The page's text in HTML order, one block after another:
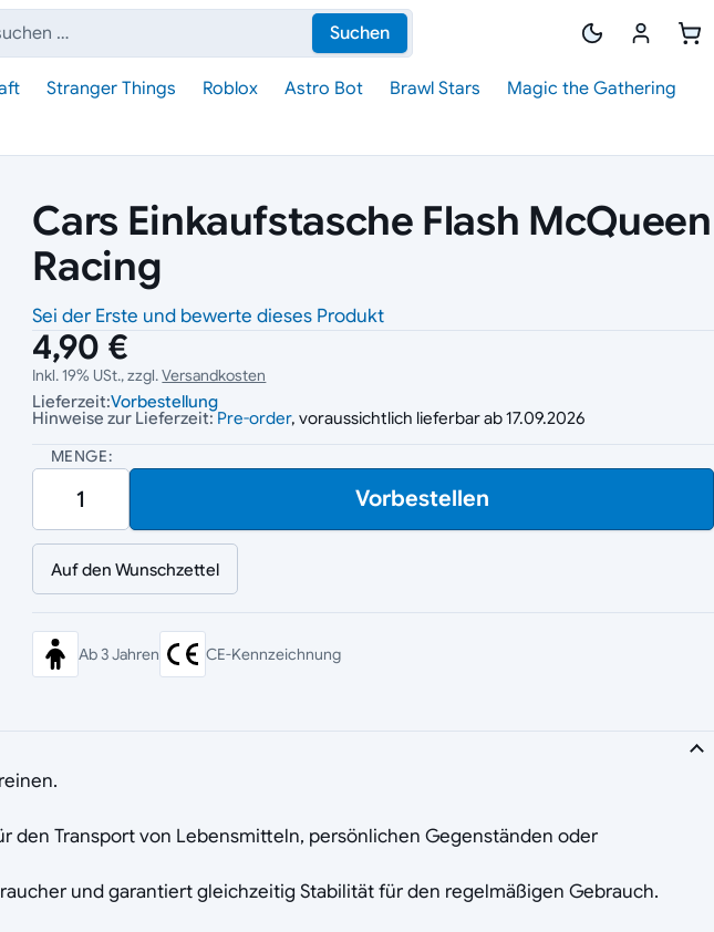
Suchen
Stranger Things Roblox Astro Bot Brawl Stars
Magic the Gathering
Cars Einkaufstasche Flash McQueen
Racing
Sei der Erste und bewerte dieses Produkt
4,90 €
Inkl. 19% USt., zzgl.Versandkosten
Lieferzeit:Vorbestellung
Hinweise zur Lieferzeit:Pre-order, voraussichtlich lieferbar ab 17.09.2026
MENGE:
Vorbestellen
Auf den Wunschzettel
Ab 3 Jahren CE-Kennzeichnung
den Transport von Lebensmitteln, persönlichen Gegenständen oder
und garantiert gleichzeitig Stabilität für den regelmäßigen Gebrauch.